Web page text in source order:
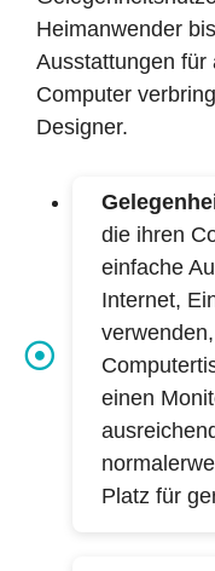
Heimanwender
Ausstattungen für
Computer
Designer.
die ihren
einfache
Internet,
einen
Platz für